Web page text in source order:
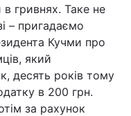
гривнях. Таке не
– пригадаємо
Кучми про
який
десять років тому
в 200 грн.
за рахунок